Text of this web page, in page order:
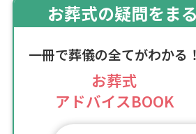
お葬式の疑問をま
一冊で葬儀の全てがわかる！
お葬式
アドバイスBOOK